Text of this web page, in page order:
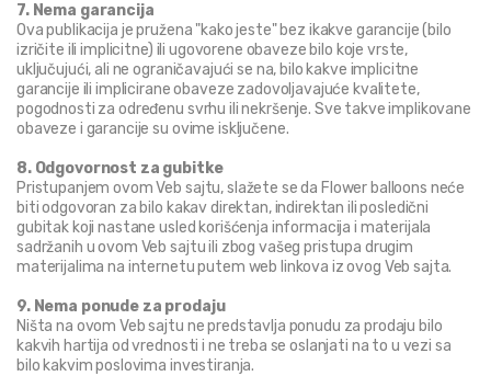
7. Nema garancija
Ova publikacija je pružena "kako jeste" bez ikakve garancije (bilo
izričite ili implicitne) ili ugovorene obaveze bilo koje vrste,
uključujući, ali ne ograničavajući se na, bilo kakve implicitne
garancije ili implicirane obaveze zadovoljavajuće kvalitete,
pogodnosti za određenu svrhu ili nekršenje. Sve takve implikovane
obaveze i garancije su ovime isključene.
8. Odgovornost za gubitke
Pristupanjem ovom Veb sajtu, slažete se da Flower balloons neće
biti odgovoran za bilo kakav direktan, indirektan ili posledični
gubitak koji nastane usled korišćenja informacija i materijala
sadržanih u ovom Veb sajtu ili zbog vašeg pristupa drugim
materijalima na internetu putem web linkova iz ovog Veb sajta.
9. Nema ponude za prodaju
Ništa na ovom Veb sajtu ne predstavlja ponudu za prodaju bilo
kakvih hartija od vrednosti i ne treba se oslanjati na to u vezi sa
bilo kakvim poslovima investiranja.